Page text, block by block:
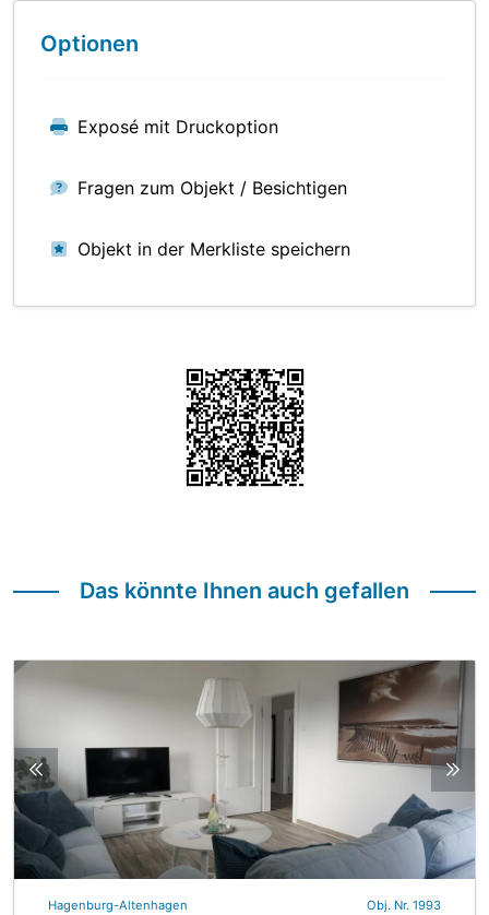
Optionen
Exposé mit Druckoption
Fragen zum Objekt / Besichtigen
Objekt in der Merkliste speichern
Das könnte Ihnen auch gefallen
Hagenburg-Altenhagen Obj. Nr. 1993